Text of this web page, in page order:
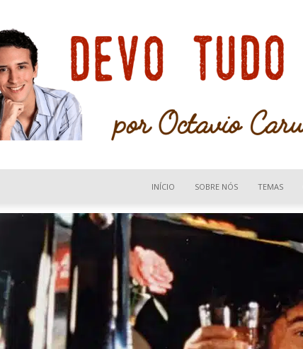
Devo
tudo
INÍCIO SOBRE NÓS TEMAS